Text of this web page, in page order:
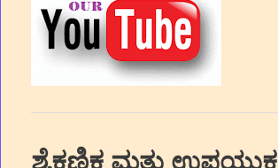
ಶೈಕ್ಷಣಿಕ ಮತ್ತು ಉಪಯುಕ್ತ